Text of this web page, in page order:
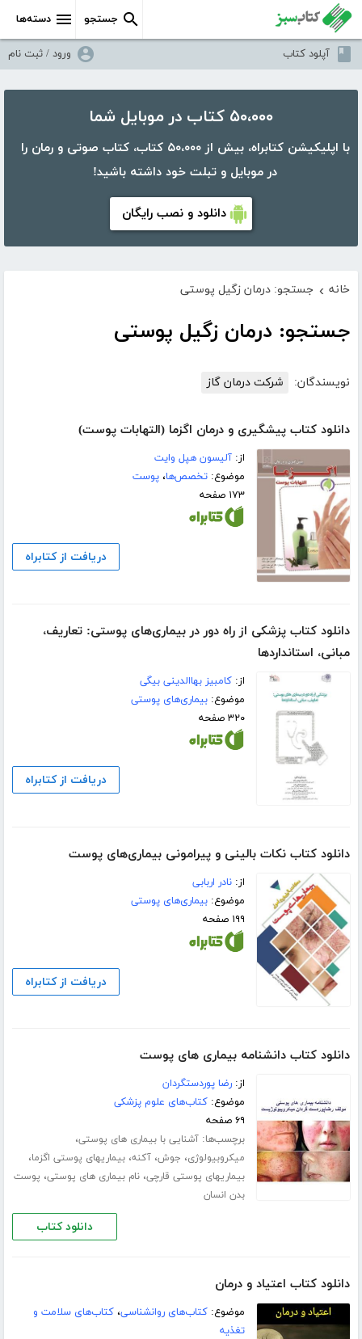
دسته‌ها جستجو
آپلود کتاب ورود / ثبت نام
۵۰،۰۰۰ کتاب در موبایل شما
با اپلیکیشن کتابراه، بیش از ۵۰،۰۰۰ کتاب، کتاب صوتی و رمان را
در موبایل و تبلت خود داشته باشید!
دانلود و نصب رایگان
خانه › جستجو: درمان زگیل پوستی
جستجو: درمان زگیل پوستی
نویسندگان: شرکت درمان گاز
دانلود کتاب پیشگیری و درمان اگزما (التهابات پوست)
از:آلیسون هپل وایت
موضوع:تخصص‌ها،پوست
۱۷۳ صفحه
دریافت از کتابراه
دانلود کتاب پزشکی از راه دور در بیماری‌های پوستی: تعاریف،
مبانی، استانداردها
از:کامبیز بهاالدینی بیگی
موضوع:بیماری‌های پوستی
۳۲۰ صفحه
دریافت از کتابراه
دانلود کتاب نکات بالینی و پیرامونی بیماری‌های پوست
از:نادر اربابی
موضوع:بیماری‌های پوستی
۱۹۹ صفحه
دریافت از کتابراه
دانلود کتاب دانشنامه بیماری های پوست
از:رضا پوردستگردان
موضوع:کتاب‌های علوم پزشکی
۶۹ صفحه
برچسب‌ها:آشنایی با بیماری های پوستی،
میکروبیولوژی، جوش،آکنه،بیماریهای پوستی اگزما،
بیماریهای پوستی قارچی،نام بیماری های پوستی، پوست
بدن انسان
دانلود کتاب
دانلود کتاب اعتیاد و درمان
موضوع:کتاب‌های روانشناسی،کتاب‌های سلامت و
تغذیه